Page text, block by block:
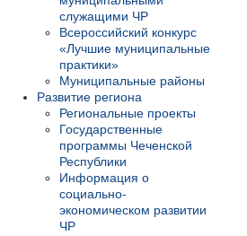
служащими ЧР
Всероссийский конкурс
«Лучшие муниципальные
практики»
Муниципальные районы
Развитие региона
Региональные проекты
Государственные
программы Чеченской
Республики
Информация о
социально-
экономическом развитии
ЧР